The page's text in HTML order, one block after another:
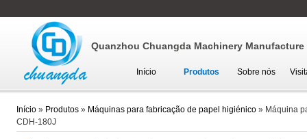
Quanzhou Chuangda Machinery Manufacture
Início Produtos Sobre nós
Início» Produtos» Máquinas para fabricação de papel higiénico» Máquina
CDH-180J